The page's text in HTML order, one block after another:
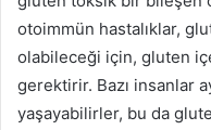
otoimmün hastalıklar,
olabileceği için, gluten
gerektirir. Bazı insanlar
yaşayabilirler, bu da